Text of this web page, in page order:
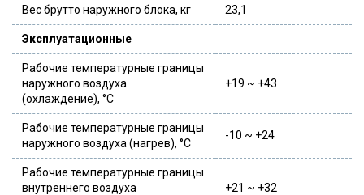
Вес брутто наружного блока, кг 23,1
Эксплуатационные
Рабочие температурные границы
наружного воздуха
(охлаждение), °C
+19 ~ +43
Рабочие температурные границы
наружного воздуха (нагрев), °C
-10 ~ +24
Рабочие температурные границы
внутреннего воздуха
+21 ~ +32